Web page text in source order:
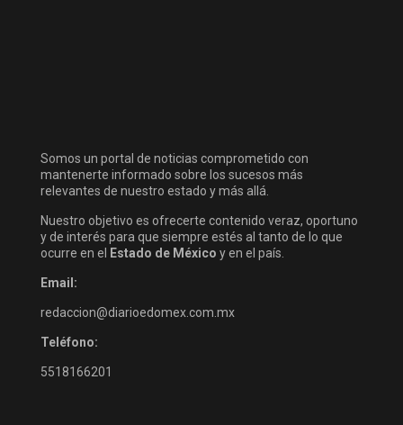
Somos un portal de noticias comprometido con
mantenerte informado sobre los sucesos más
relevantes de nuestro estado y más allá.
Nuestro objetivo es ofrecerte contenido veraz, oportuno
y de interés para que siempre estés al tanto de lo que
ocurre en el
Estado de México y en el país.
Email:
redaccion@diarioedomex.com.mx
Teléfono:
5518166201